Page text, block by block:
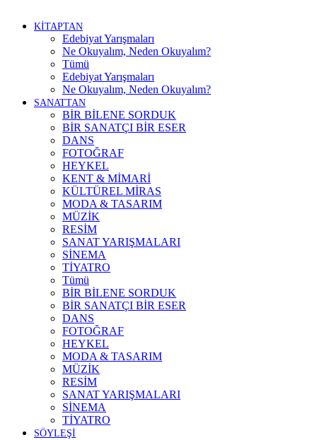
KİTAPTAN
Edebiyat Yarışmaları
Ne Okuyalım, Neden Okuyalım?
Tümü
Edebiyat Yarışmaları
Ne Okuyalım, Neden Okuyalım?
SANATTAN
BİR BİLENE SORDUK
BİR SANATÇI BİR ESER
DANS
FOTOĞRAF
HEYKEL
KENT & MİMARİ
KÜLTÜREL MİRAS
MODA & TASARIM
MÜZİK
RESİM
SANAT YARIŞMALARI
SİNEMA
TİYATRO
Tümü
BİR BİLENE SORDUK
BİR SANATÇI BİR ESER
DANS
FOTOĞRAF
HEYKEL
MODA & TASARIM
MÜZİK
RESİM
SANAT YARIŞMALARI
SİNEMA
TİYATRO
SÖYLEŞİ